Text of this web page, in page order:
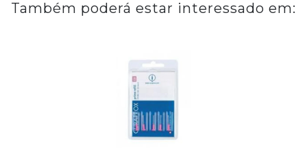
Também poderá estar interessado em: